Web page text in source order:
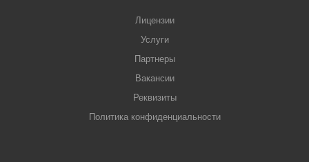
Лицензии
Услуги
Партнеры
Вакансии
Реквизиты
Политика конфиденциальности